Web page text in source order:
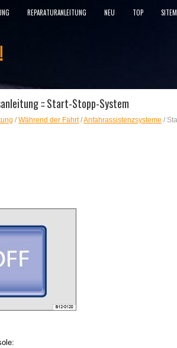
REPARATURANLEITUNG NEU TOP
:: Start-Stopp-System
/ Während der Fahrt/Anfahrassistenzsysteme /